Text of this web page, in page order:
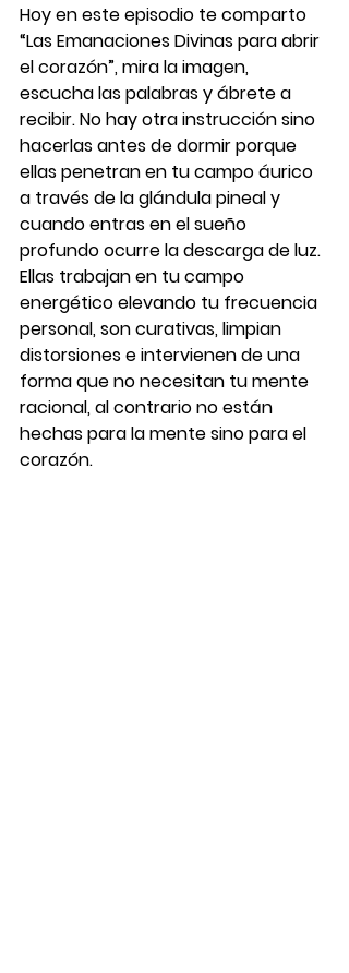
Hoy en este episodio te comparto
“Las Emanaciones Divinas para abrir
el corazón”, mira la imagen,
escucha las palabras y ábrete a
recibir. No hay otra instrucción sino
hacerlas antes de dormir porque
ellas penetran en tu campo áurico
a través de la glándula pineal y
cuando entras en el sueño
profundo ocurre la descarga de luz.
Ellas trabajan en tu campo
energético elevando tu frecuencia
personal, son curativas, limpian
distorsiones e intervienen de una
forma que no necesitan tu mente
racional, al contrario no están
hechas para la mente sino para el
corazón.